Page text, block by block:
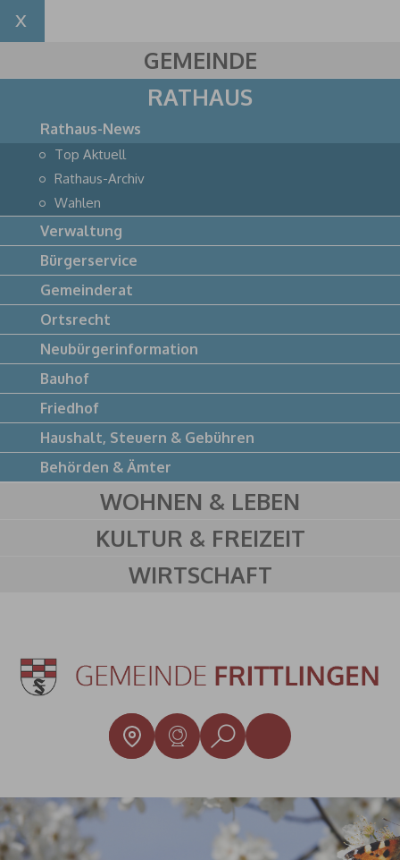
GEMEINDE
RATHAUS
Rathaus-News
Top Aktuell
Rathaus-Archiv
Wahlen
Verwaltung
Bürgerservice
Gemeinderat
Ortsrecht
Neubürgerinformation
Bauhof
Friedhof
Haushalt, Steuern & Gebühren
Behörden & Ämter
WOHNEN & LEBEN
KULTUR & FREIZEIT
WIRTSCHAFT